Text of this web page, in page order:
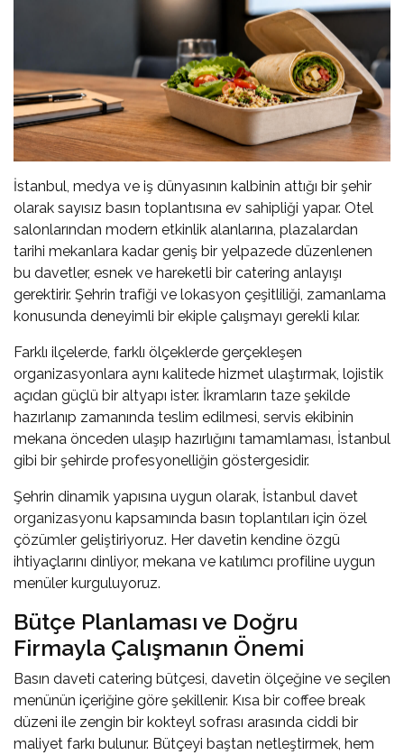
İstanbul, medya ve iş dünyasının kalbinin attığı bir şehir
olarak sayısız basın toplantısına ev sahipliği yapar. Otel
salonlarından modern etkinlik alanlarına, plazalardan
tarihi mekanlara kadar geniş bir yelpazede düzenlenen
bu davetler, esnek ve hareketli bir catering anlayışı
gerektirir. Şehrin trafiği ve lokasyon çeşitliliği, zamanlama
konusunda deneyimli bir ekiple çalışmayı gerekli kılar.
Farklı ilçelerde, farklı ölçeklerde gerçekleşen
organizasyonlara aynı kalitede hizmet ulaştırmak, lojistik
açıdan güçlü bir altyapı ister. İkramların taze şekilde
hazırlanıp zamanında teslim edilmesi, servis ekibinin
mekana önceden ulaşıp hazırlığını tamamlaması, İstanbul
gibi bir şehirde profesyonelliğin göstergesidir.
Şehrin dinamik yapısına uygun olarak, İstanbul davet
organizasyonu kapsamında basın toplantıları için özel
çözümler geliştiriyoruz. Her davetin kendine özgü
ihtiyaçlarını dinliyor, mekana ve katılımcı profiline uygun
menüler kurguluyoruz.
Bütçe Planlaması ve Doğru
Firmayla Çalışmanın Önemi
Basın daveti catering bütçesi, davetin ölçeğine ve seçilen
menünün içeriğine göre şekillenir. Kısa bir coffee break
düzeni ile zengin bir kokteyl sofrası arasında ciddi bir
maliyet farkı bulunur. Bütçeyi baştan netleştirmek, hem